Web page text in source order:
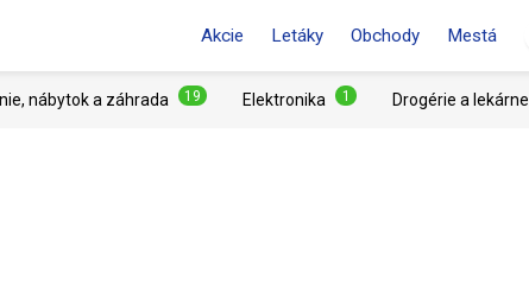
Akcie Letáky Obchody Mestá
nábytok a záhrada 19 Elektronika 1 Drogérie a lekárne